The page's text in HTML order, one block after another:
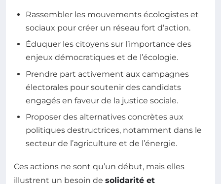
Rassembler les mouvements écologistes et
sociaux pour créer un réseau fort d’action.
Éduquer les citoyens sur l’importance des
enjeux démocratiques et de l’écologie.
Prendre part activement aux campagnes
électorales pour soutenir des candidats
engagés en faveur de la justice sociale.
Proposer des alternatives concrètes aux
politiques destructrices, notamment dans le
secteur de l’agriculture et de l’énergie.
Ces actions ne sont qu’un début, mais elles
illustrent un besoin de solidarité et